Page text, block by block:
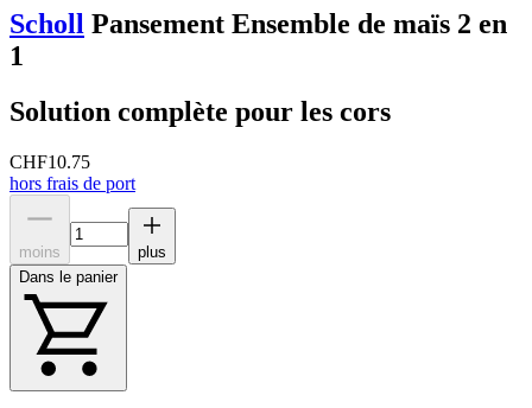
Scholl Pansement Ensemble de maïs 2 en
1
Solution complète pour les cors
CHF10.75
hors frais de port
moins
plus
Dans le panier